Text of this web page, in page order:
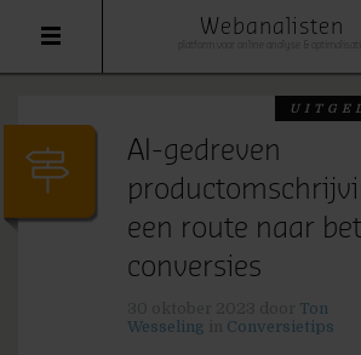
Webanalisten
AI-gedreven
een route naar
conversies
Ton
Wesseling
Conversietips